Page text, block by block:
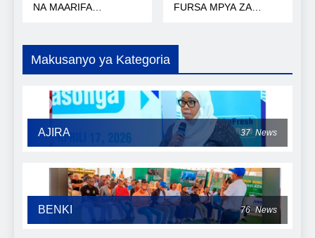
NA MAARIFA
FURSA MPYA ZA
Makusanyo ya Kategoria
AJIRA 37 News
BENKI 76 News